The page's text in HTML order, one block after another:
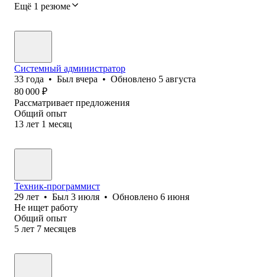
Ещё 1 резюме
Системный администратор
33 года • Был вчера • Обновлено 5 августа
80 000 ₽
Рассматривает предложения
Общий опыт
13 лет 1 месяц
Техник-программист
29 лет • Был 3 июля • Обновлено 6 июня
Не ищет работу
Общий опыт
5 лет 7 месяцев